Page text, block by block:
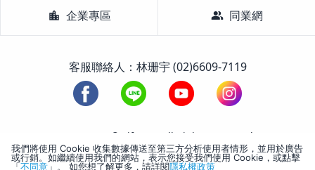
location_city 企業專區 group 同業網
客服聯絡人：林珊宇 (02)6609-7119
1988-2026 © Lifetour All Rights Reserved.
我們將使用 Cookie 收集數據傳送至第三方分析使用者情形，並用於廣告
或行銷。如繼續使用我們的網站，表示您接受我們使用 Cookie，或點擊
「不同意 」。 如您想了解更多，請詳閱隱私權政策